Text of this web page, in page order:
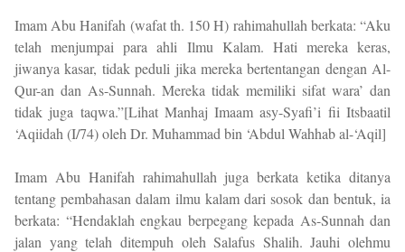
Imam Abu Hanifah (wafat th. 150 H) rahimahullah berkata: “Aku
telah menjumpai para ahli Ilmu Kalam. Hati mereka keras,
jiwanya kasar, tidak peduli jika mereka bertentangan dengan Al-
Qur-an dan As-Sunnah. Mereka tidak memiliki sifat wara’ dan
tidak juga taqwa.”[Lihat Manhaj Imaam asy-Syafi’i fii Itsbaatil
‘Aqiidah (I/74) oleh Dr. Muhammad bin ‘Abdul Wahhab al-‘Aqil]
Imam Abu Hanifah rahimahullah juga berkata ketika ditanya
tentang pembahasan dalam ilmu kalam dari sosok dan bentuk, ia
berkata: “Hendaklah engkau berpegang kepada As-Sunnah dan
jalan yang telah ditempuh oleh Salafus Shalih. Jauhi olehmu